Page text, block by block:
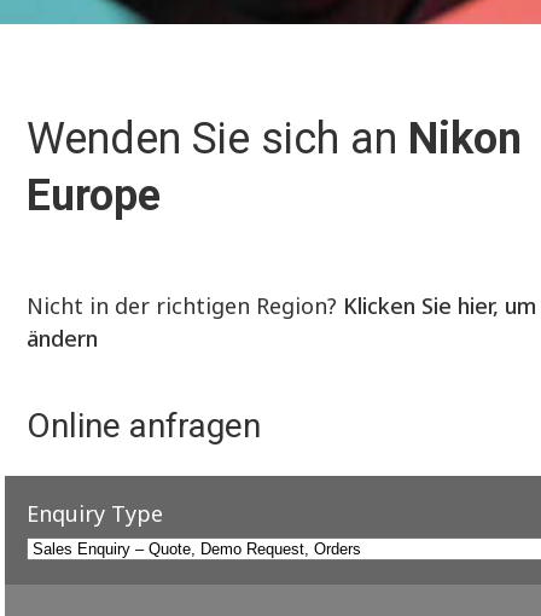
Wenden Sie sich an Nikon
Europe
Nicht in der richtigen Region? Klicken Sie hier,
ändern
Online anfragen
Enquiry Type